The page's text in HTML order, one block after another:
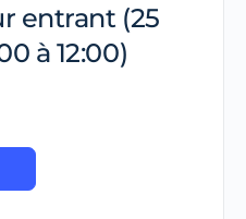
entrant (25
à 12:00)